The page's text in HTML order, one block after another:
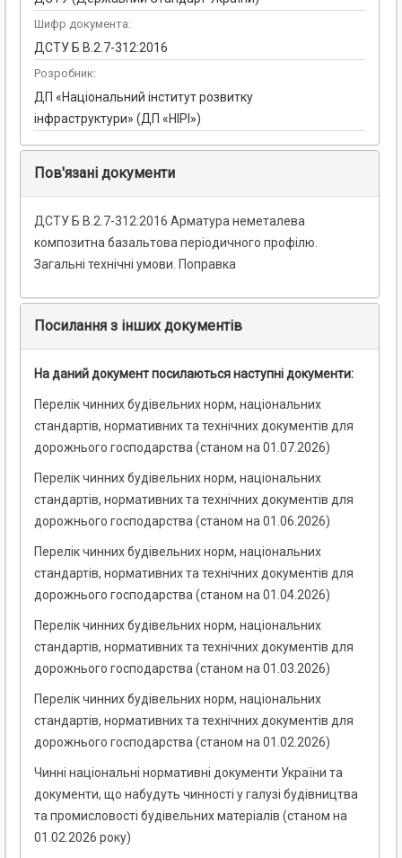
Шифр документа:
ДСТУ Б В.2.7-312:2016
Розробник:
ДП «Національний інститут розвитку
інфраструктури» (ДП «НІРІ»)
Пов'язані документи
ДСТУ Б В.2.7-312:2016 Арматура неметалева
композитна базальтова періодичного профілю.
Загальні технічні умови. Поправка
Посилання з інших документів
На даний документ посилаються наступні документи:
Перелік чинних будівельних норм, національних
стандартів, нормативних та технічних документів для
дорожнього господарства (станом на 01.07.2026)
Перелік чинних будівельних норм, національних
стандартів, нормативних та технічних документів для
дорожнього господарства (станом на 01.06.2026)
Перелік чинних будівельних норм, національних
стандартів, нормативних та технічних документів для
дорожнього господарства (станом на 01.04.2026)
Перелік чинних будівельних норм, національних
стандартів, нормативних та технічних документів для
дорожнього господарства (станом на 01.03.2026)
Перелік чинних будівельних норм, національних
стандартів, нормативних та технічних документів для
дорожнього господарства (станом на 01.02.2026)
Чинні національні нормативні документи України та
документи, що набудуть чинності у галузі будівництва
та промисловості будівельних матеріалів (станом на
01.02.2026 року)